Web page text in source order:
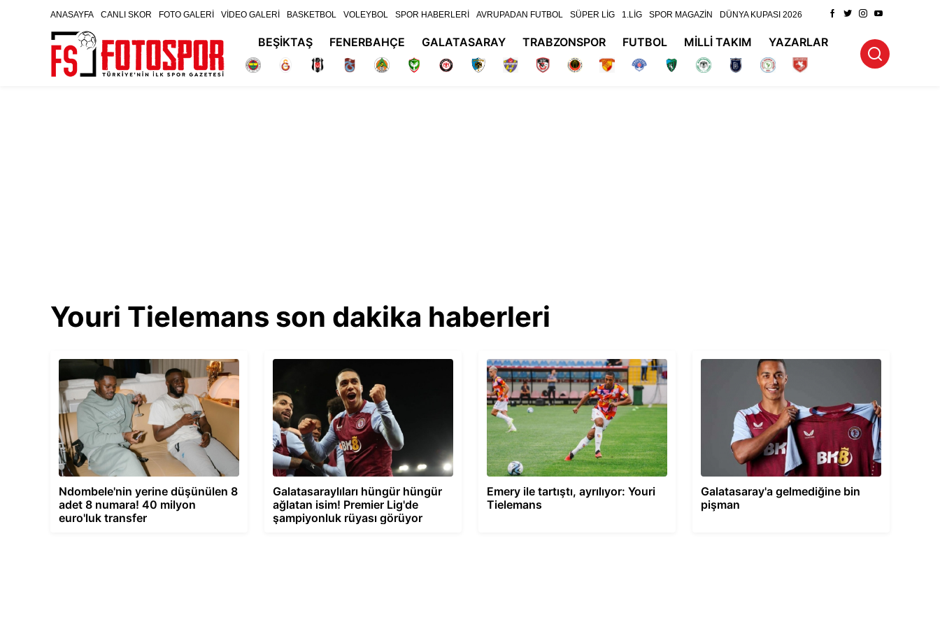
ANASAYFA CANLI SKOR FOTO GALERİ VİDEO GALERİ BASKETBOL VOLEYBOL SPOR HABERLERİ AVRUPADAN FUTBOL SÜPER LİG 1.LİG SPOR MAGAZİN DÜNYA KUPASI 2026
BEŞİKTAŞ FENERBAHÇE GALATASARAY TRABZONSPOR FUTBOL MİLLİ TAKIM YAZARLAR
Youri Tielemans son dakika haberleri
Ndombele'nin yerine düşünülen 8
adet 8 numara! 40 milyon
euro'luk transfer
Galatasaraylıları hüngür hüngür
ağlatan isim! Premier Lig'de
şampiyonluk rüyası görüyor
Emery ile tartıştı, ayrılıyor: Youri
Tielemans
Galatasaray'a gelmediğine bin
pişman